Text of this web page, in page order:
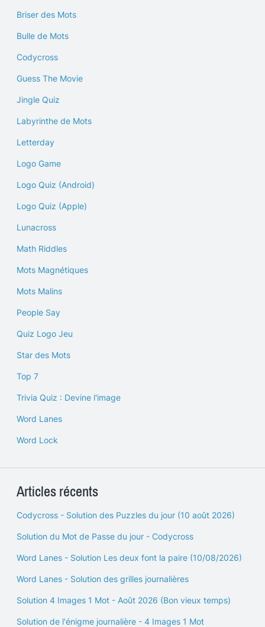
Briser des Mots
Bulle de Mots
Codycross
Guess The Movie
Jingle Quiz
Labyrinthe de Mots
Letterday
Logo Game
Logo Quiz (Android)
Logo Quiz (Apple)
Lunacross
Math Riddles
Mots Magnétiques
Mots Malins
People Say
Quiz Logo Jeu
Star des Mots
Top 7
Trivia Quiz : Devine l'image
Word Lanes
Word Lock
Articles récents
Codycross - Solution des Puzzles du jour (10 août 2026)
Solution du Mot de Passe du jour - Codycross
Word Lanes - Solution Les deux font la paire (10/08/2026)
Word Lanes - Solution des grilles journalières
Solution 4 Images 1 Mot - Août 2026 (Bon vieux temps)
Solution de l'énigme journalière - 4 Images 1 Mot